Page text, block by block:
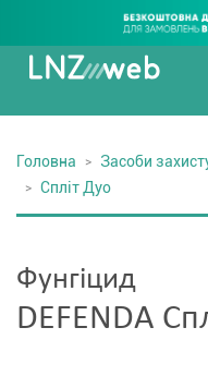
Головна Засоби
Спліт Дуо
Фунгіцид
DEFENDA